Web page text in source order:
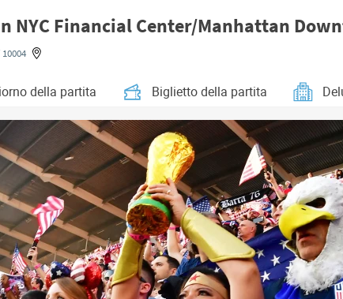
NYC Financial Center/Manhattan
della partita Biglietto della partita